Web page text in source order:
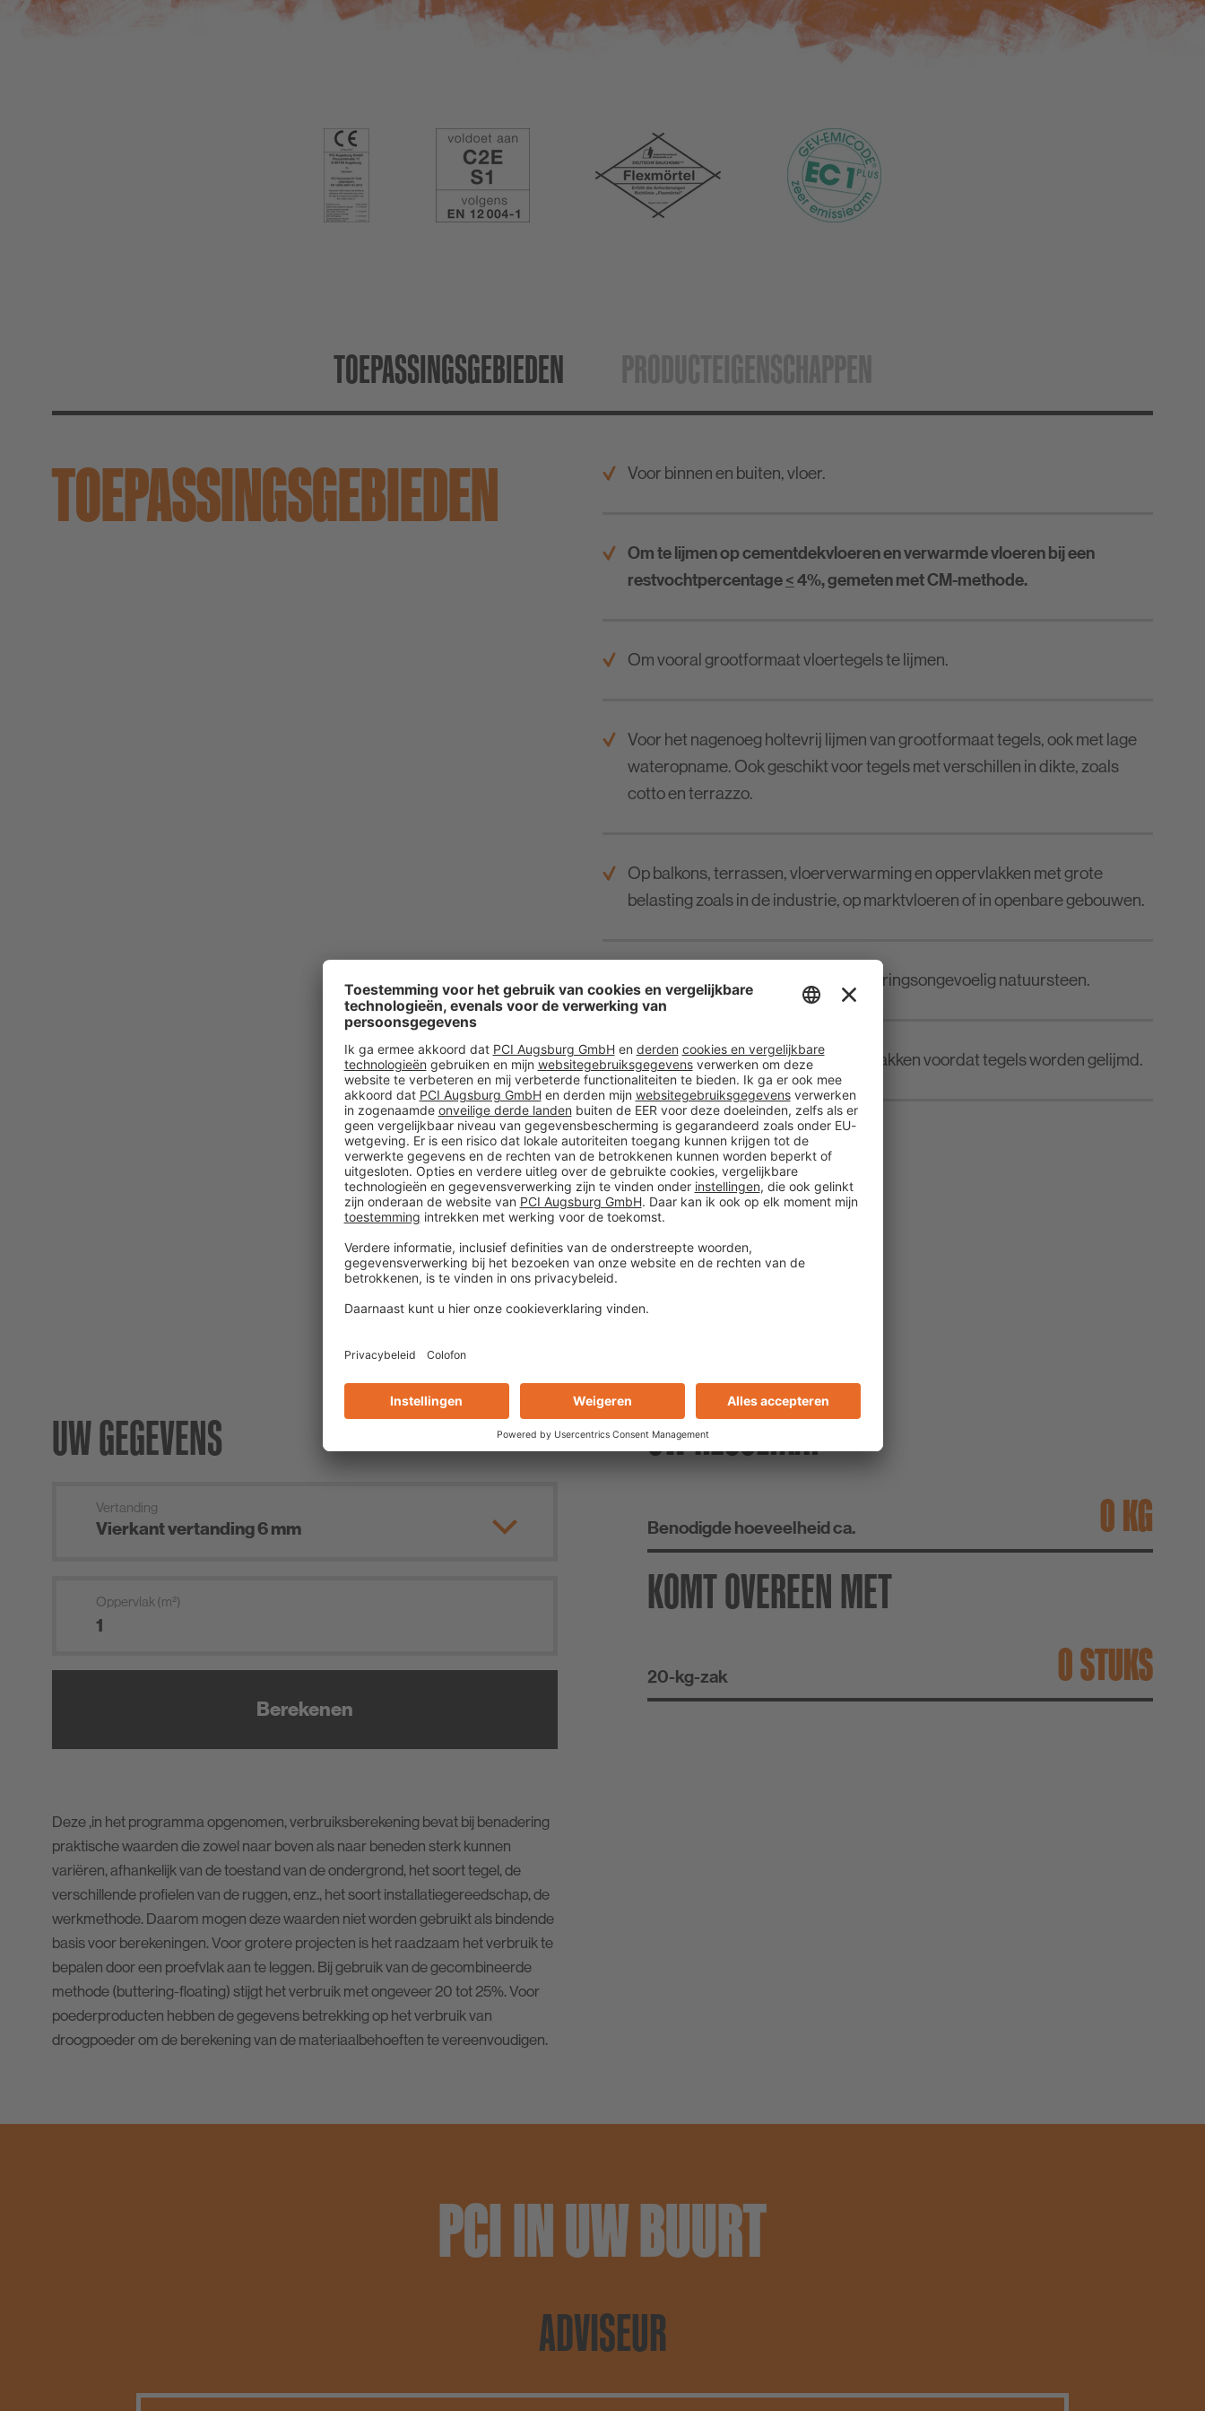
TOEPASSINGS­GEBIEDEN
TOEPASSINGS­GEBIEDEN Voor binnen en buiten, vloer.
Om te lijmen op cementdekvloeren en verwarmde vloeren bij een
restvochtpercentage<4%, gemeten met CM-methode.
Om vooral grootformaat vloertegels te lijmen.
Voor het nagenoeg holtevrij lijmen van grootformaat tegels, ook met lage
wateropname. Ook geschikt voor tegels met verschillen in dikte, zoals
cotto en terrazzo.
Op balkons, terrassen, vloerverwarming en oppervlakken met grote
belasting zoals in de industrie, op marktvloeren of in openbare gebouwen.
Geschikt voor het lijmen van verkleuringsongevoelig natuursteen.
Om onvlakke ondergronden uit te vlakken voordat tegels worden gelijmd.
Met officiële testrapporten.
VERBRUIKSCALCULATOR
UW GEGEVENS
Vertanding
Oppervlak (m²)
Berekenen
UW RESULTAAT
Benodigde hoeveelheid ca. KG
KOMT OVEREEN MET
20-kg-zak STUKS
Deze ,in het programma opgenomen, verbruiksberekening bevat bij benadering
praktische waarden die zowel naar boven als naar beneden sterk kunnen
variëren, afhankelijk van de toestand van de ondergrond, het soort tegel, de
verschillende profielen van de ruggen, enz., het soort installatiegereedschap, de
werkmethode. Daarom mogen deze waarden niet worden gebruikt als bindende
basis voor berekeningen. Voor grotere projecten is het raadzaam het verbruik te
bepalen door een proefvlak aan te leggen. Bij gebruik van de gecombineerde
methode (buttering-floating) stijgt het verbruik met ongeveer 20 tot 25%. Voor
poederproducten hebben de gegevens betrekking op het verbruik van
droogpoeder om de berekening van de materiaalbehoeften te vereenvoudigen.
PCI IN UW BUURT
ADVISEUR